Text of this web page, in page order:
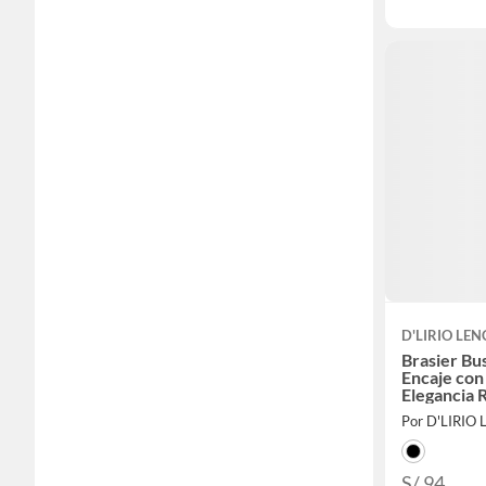
D'LIRIO
Brasier
Encaje
Elegancia
Por D'LIRIO